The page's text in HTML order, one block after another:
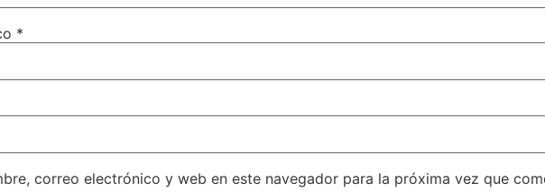
*
correo electrónico y web en este navegador para la próxima vez que